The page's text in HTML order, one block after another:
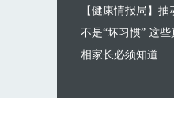
【健康情报局】抽
不是“坏习惯” 这些
相家长必须知道